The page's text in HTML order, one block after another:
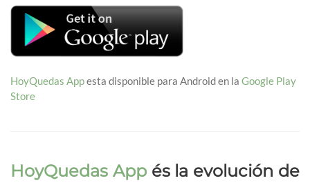
HoyQuedas Appesta disponible para Android en la Google Play
Store
HoyQuedas Appés la evolución de